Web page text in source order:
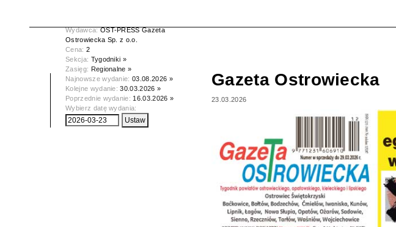
Wydawca:OST-PRESS Gazeta
Ostrowiecka Sp. z o.o.
Cena: 2
Sekcja: Tygodniki »
Zasięg: Regionalne »
Najnowsze wydanie:03.08.2026 »
Kolejne wydanie:30.03.2026 »
Poprzednie wydanie: 16.03.2026 »
Wybierz datę wydania:
Gazeta Ostrowiecka
23.03.2026